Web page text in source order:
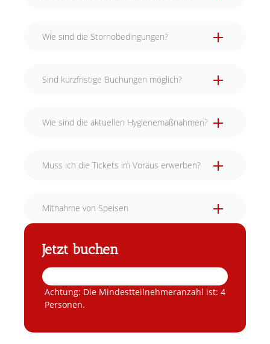
Wie sind die Stornobedingungen?
bis 15 Tage vor Veranstaltungsbeginn
14 bis 7 Tage vor Veranstaltungsbeginn: 50
und bei Nichterscheinen:100 % des
Vertragsgesamtpreises.
Sind kurzfristige Buchungen möglich?
Wie sind die aktuellen Hygienemaßnahmen?
Muss ich die Tickets im Voraus erwerben?
Mitnahme von Speisen
Jetzt buchen
Achtung: Die Mindestteilnehmeranzahl ist: 4
Personen.